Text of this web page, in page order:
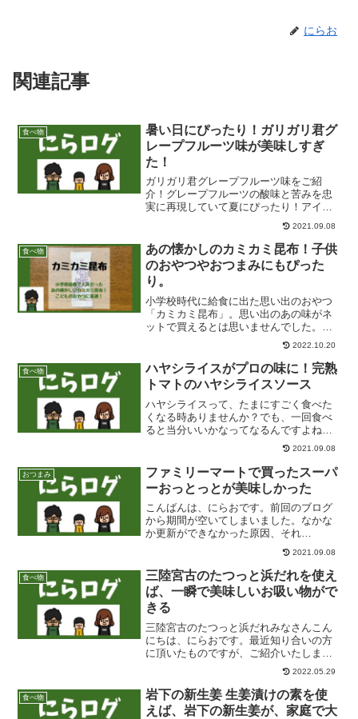
にらお
関連記事
食べ物
暑い日にぴったり！ガリガリ君グ
レープフルーツ味が美味しすぎ
た！
ガリガリ君グレープフルーツ味をご紹
介！グレープフルーツの酸味と苦みを忠
実に再現していて夏にぴったり！アイス
ボックスとガリガリ君がコレボしたとい
っても過言ではない！そんなお味です
2021.09.08
食べ物
あの懐かしのカミカミ昆布！子供
のおやつやおつまみにもぴった
り。
小学校時代に給食に出た思い出のおやつ
「カミカミ昆布」。思い出のあの味がネ
ットで買えるとは思いませんでした。子
供のおやつや小腹がすいたときにおすす
2022.10.20
食べ物
ハヤシライスがプロの味に！完熟
トマトのハヤシライスソース
ハヤシライスって、たまにすごく食べた
くなる時ありませんか？でも、一回食べ
ると当分いいかなってなるんですよね。
笑 いつもお世話になっております、にら
おです。暖かくて最高の土日でしたの
で、どこかお出かけになった方も多いの
ではないでしょうか？花粉...
2021.09.08
おつまみ
ファミリーマートで買ったスーパ
ーおっとっとが美味しかった
こんばんは、にらおです。前回のブログ
から期間が空いてしまいました。なかな
か更新ができなかった原因、それ
は・・・田植えです(笑)。なかなか見れな
い、田植機が苗を植えているところ。動
画でどうぞ！ pic.twitter.com/Cj0p0rRP...
2021.09.08
食べ物
三陸宮古のたつっと浜だれを使え
ば、一瞬で美味しいお吸い物がで
きる
三陸宮古のたつっと浜だれみなさんこん
にちは、にらおです。最近知り合いの方
に頂いたものですが、ご紹介いたしま
す。それはこれ！たつっと浜だれ使いか
けです、すみません。最初に写真を撮っ
ておりませんでした。たつっと浜だれと
は簡単に言うと濃縮されたカ...
2022.05.29
食べ物
岩下の新生姜 生姜漬けの素を使
えば、岩下の新生姜が、家庭で大